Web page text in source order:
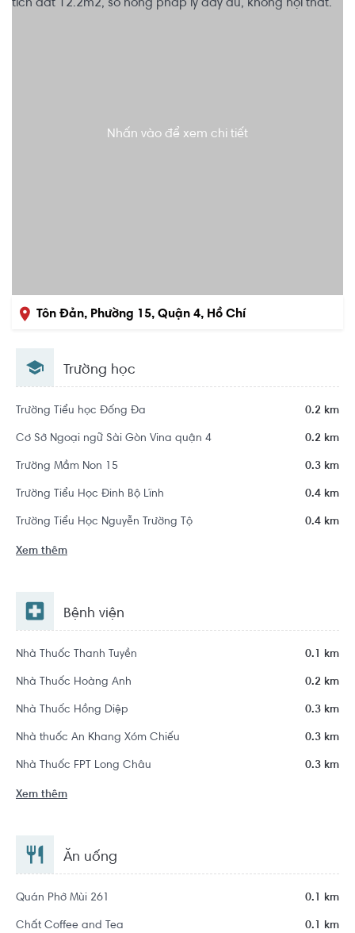
Nhấn vào để xem chi tiết
Tôn Đản, Phường 15, Quận 4, Hồ Chí
Trường học
Trường Tiểu học Đống Đa 0.2 km
Cơ Sở Ngoại ngữ Sài Gòn Vina quận 4 0.2 km
Trường Mầm Non 15 0.3 km
Trường Tiểu Học Đinh Bộ Lĩnh 0.4 km
Trường Tiểu Học Nguyễn Trường Tộ 0.4 km
Xem thêm
Bệnh viện
Nhà Thuốc Thanh Tuyền 0.1 km
Nhà Thuốc Hoàng Anh 0.2 km
Nhà Thuốc Hồng Diệp 0.3 km
Nhà thuốc An Khang Xóm Chiếu 0.3 km
Nhà Thuốc FPT Long Châu 0.3 km
Xem thêm
Ăn uống
Quán Phở Mùi 261 0.1 km
Chất Coffee and Tea 0.1 km